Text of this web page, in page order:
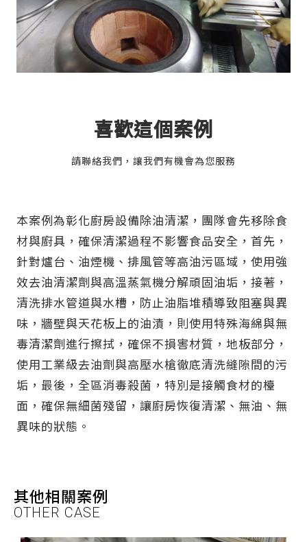
喜歡這個案例
請聯絡我們，讓我們有機會為您服務
本案例為彰化廚房設備除油清潔，團隊會先移除食
材與廚具，確保清潔過程不影響食品安全，首先，
針對爐台、油煙機、排風管等高油污區域，使用強
效去油清潔劑與高溫蒸氣機分解頑固油垢，接著，
清洗排水管道與水槽，防止油脂堆積導致阻塞與異
味，牆壁與天花板上的油漬，則使用特殊海綿與無
毒清潔劑進行擦拭，確保不損害材質，地板部分，
使用工業級去油劑與高壓水槍徹底清洗縫隙間的污
垢，最後，全區消毒殺菌，特別是接觸食材的檯
面，確保無細菌殘留，讓廚房恢復清潔、無油、無
異味的狀態。
其他相關案例
OTHER CASE